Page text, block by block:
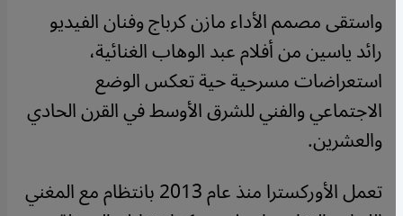
واستقى مصمم الأداء مازن كرباج وفنان الفيديو
رائد ياسين من أفلام عبد الوهاب الغنائية،
استعراضات مسرحية حية تعكس الوضع
الاجتماعي والفني للشرق الأوسط في القرن الحادي
والعشرين.
تعمل الأوركسترا منذ عام 2013 بانتظام مع المغني